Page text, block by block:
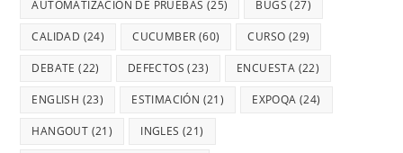
AUTOMATIZACIÓN DE PRUEBAS (25) BUGS (27)
CALIDAD (24) CUCUMBER (60) CURSO (29)
DEBATE (22) DEFECTOS (23) ENCUESTA (22)
ENGLISH (23) ESTIMACIÓN (21) EXPOQA (24)
HANGOUT (21) INGLES (21)